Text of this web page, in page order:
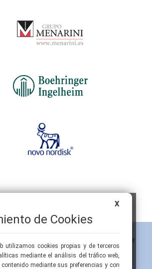
X
de Cookies
utilizamos cookies propias y de terceros
mediante el análisis del tráfico web,
mediante sus preferencias y con